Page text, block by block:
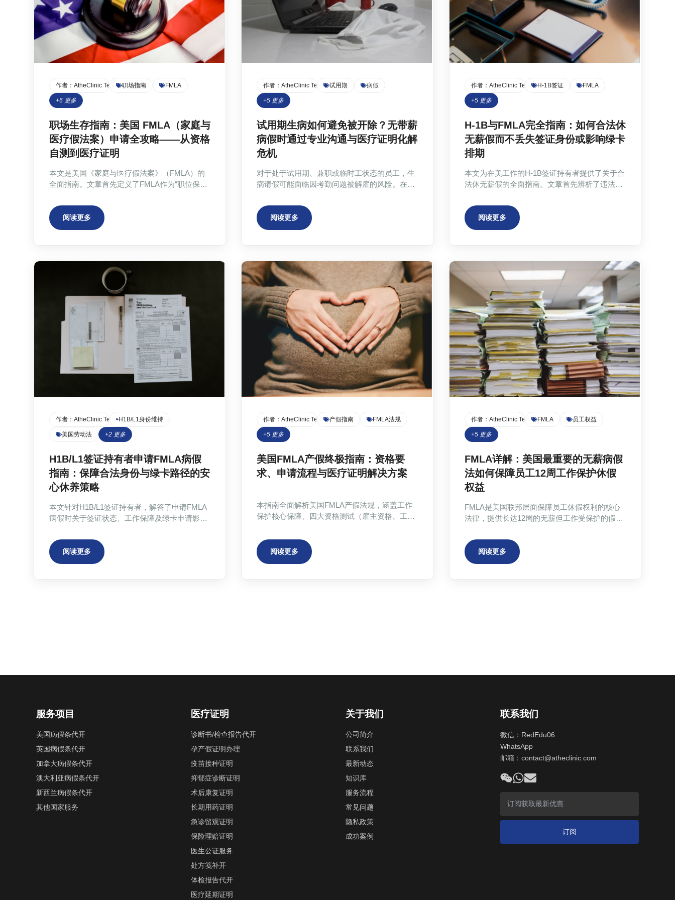
作者： AtheClinic Team 职场指南 FMLA
+6 更多
职场生存指南：美国 FMLA（家庭与
医疗假法案）申请全攻略——从资格
自测到医疗证明
本文是美国《家庭与医疗假法案》（FMLA）的
全面指南。文章首先定义了FMLA作为“职位保险”
并区分了其与病假、PTO的不同。接着，详细说
明了员工和雇主需满足的资格条件，包括工龄、
工时、地点要求及适用的休假理由（如新生儿照
适用。然后，手把手指导申请流程：从通知雇
主、提交医疗认证（WH-380表格）到间歇性休
假的使用。最后，文章指出了常见陷阱，如隐私
保护、休假期间被要求工作、州法可能更优以及
“重要员工”豁免，并强调了获取合规、详细医疗
证明的关键作用。
阅读更多
作者：AtheClinic Team 试用期 病假
+5 更多
试用期生病如何避免被开除？无带薪
病假时通过专业沟通与医疗证明化解
危机
对于处于试用期、兼职或临时工状态的员工，生
病请假可能面临因考勤问题被解雇的风险。在缺
关键在于通过专业的沟通策略和提供无可辩驳的
医疗证明来建立信任。文章详细介绍了如何申请
无薪休假、沟通要素、所需医疗证明的特征，并
试用期。
阅读更多
作者： AtheClinic Team H-1B签证 FMLA
+5更多
H-1B与FMLA完全指南：如何合法休
无薪假而不丢失签证身份或影响绿卡
排期
本文为在美工作的H-1B签证持有者提供了关于合
法休无薪假的全面指南。文章首先辨析了违法
明确指出因个人原因（如病假、产假）经雇主批
准的无薪假不会危及H-1B身份。接着，文章介绍
了《家庭与医疗假法案》（FMLA）如何为符合
且休假期间雇佣关系视为连续，不影响后续签证
延期或转换。文章还探讨了短期无薪假对绿卡排
期和PERM/I-140申请通常没有负面影响，但提醒
注意LCA对工作地点的限制。最后，文章分析了
在美华人‘不敢病休’的现实痛点（如心理健康羞耻
感、医疗系统低效）并介绍了Atheclinic提供的快
速、合规的在线医疗证明服务，以帮助读者保护
合法权益。
阅读更多
作者： AtheClinic TeamH1B/L1身份维持
美国劳动法 +2 更多
H1B/L1签证持有者申请FMLA病假
指南：保障合法身份与绿卡路径的安
心休养策略
本文针对H1B/L1签证持有者，解答了申请FMLA
病假时关于签证状态、工作保障及绿卡申请影响
于非移民签证员工，休假期间身份合法且受职位
保护。同时强调外籍员工因面临更严苛审查，需
准备专业、无瑕疵的医疗证明。文中还分析了因
阅读更多
作者：AtheClinic Team 产假指南 FMLA法规
+5 更多
美国FMLA产假终极指南：资格要
求、申请流程与医疗证明解决方案
本指南全面解析美国FMLA产假法规，涵盖工作
保护核心保障、四大资格测试（雇主资格、工作
式（医疗休假+育儿假），以及详细的五步申请
流程。特别针对获取医疗证明的传统困境，介绍
了Atheclinic专业在线医疗服务平台的高效解决方
阅读更多
作者： AtheClinic Team FMLA 员工权益
+5更多
FMLA详解：美国最重要的无薪病假
法如何保障员工12周工作保护休假
权益
FMLA是美国联邦层面保障员工休假权利的核心
法律，提供长达12周的无薪但工作受保护的假
新生儿照顾、收养子女、照顾患病家人及个人严
重健康状况等情形。申请FMLA需要提交合规的
医疗证明，国际员工如H-1B签证持有者同样享有
阅读更多
服务项目
美国病假条代开
英国病假条代开
加拿大病假条代开
澳大利亚病假条代开
新西兰病假条代开
其他国家服务
医疗证明
诊断书/检查报告代开
孕产假证明办理
疫苗接种证明
抑郁症诊断证明
术后康复证明
长期用药证明
急诊留观证明
保险理赔证明
医生公证服务
处方笺补开
体检报告代开
医疗延期证明
关于我们
公司简介
联系我们
最新动态
知识库
服务流程
常见问题
隐私政策
成功案例
联系我们
微信：RedEdu06
WhatsApp
邮箱： contact@atheclinic.com
订阅